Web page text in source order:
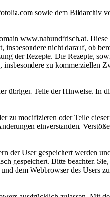
sowie dem Bildarchiv
www.nahundfrisch.at.
nicht darauf, ob
der Rezepte. Die Rezepte,
zu kommerziellen
übrigen Teile der Hinweise. In
zu modifizieren oder Teile
einverstanden.
der User gespeichert werden
gespeichert. Bitte beachten
dem Webbrowser des Users